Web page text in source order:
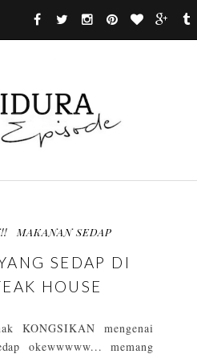
MAKANAN SEDAP
SEDAP DI
HOUSE
KONGSIKAN mengenai
okewwwww... memang